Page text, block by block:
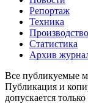
Репортаж
Техника
Производство
Статистика
Архив
Все публикуемые
Публикация и
допускается